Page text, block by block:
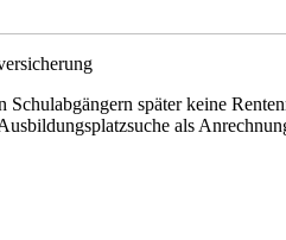
Schulabgängern später keine
als